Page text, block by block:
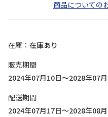
商品についての
在庫
在庫あり
販売期間
2024年07月10日～2028年07
配送期間
2024年07月17日～2028年08